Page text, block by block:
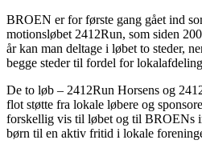
BROEN er for første gang gået ind
motionsløbet 2412Run, som siden
år kan man deltage i løbet to steder,
begge steder til fordel for
De to løb – 2412Run Horsens og
flot støtte fra lokale løbere og
forskellig vis til løbet og til BROENs
børn til en aktiv fritid i lokale